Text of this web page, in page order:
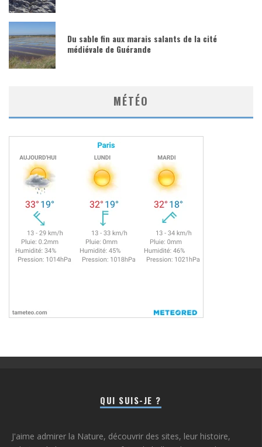
Du sable fin aux marais salants de la cité
médiévale de Guérande
MÉTÉO
QUI SUIS-JE ?
J'aime admirer la Nature, découvrir des sites, leur histoire,